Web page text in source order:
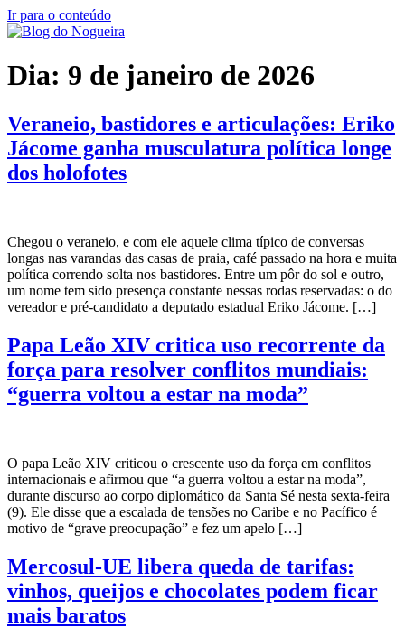
Ir para o conteúdo
Dia: 9 de janeiro de 2026
Veraneio, bastidores e articulações: Eriko
Jácome ganha musculatura política longe
dos holofotes
Chegou o veraneio, e com ele aquele clima típico de conversas
longas nas varandas das casas de praia, café passado na hora e muita
política correndo solta nos bastidores. Entre um pôr do sol e outro,
um nome tem sido presença constante nessas rodas reservadas: o do
vereador e pré-candidato a deputado estadual Eriko Jácome. […]
Papa Leão XIV critica uso recorrente da
força para resolver conflitos mundiais:
“guerra voltou a estar na moda”
O papa Leão XIV criticou o crescente uso da força em conflitos
internacionais e afirmou que “a guerra voltou a estar na moda”,
durante discurso ao corpo diplomático da Santa Sé nesta sexta-feira
(9). Ele disse que a escalada de tensões no Caribe e no Pacífico é
motivo de “grave preocupação” e fez um apelo […]
Mercosul-UE libera queda de tarifas:
vinhos, queijos e chocolates podem ficar
mais baratos